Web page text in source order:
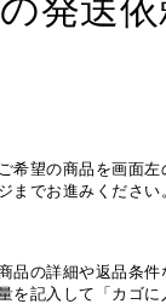
発送
ご希望の商品を画面
ジまでお進みください
品の詳細や返品条
を記入して「カゴ